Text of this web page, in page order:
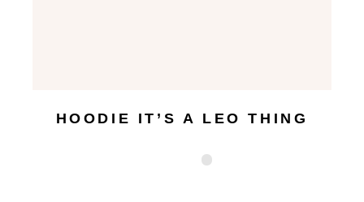
HOODIE IT’S A LEO THING